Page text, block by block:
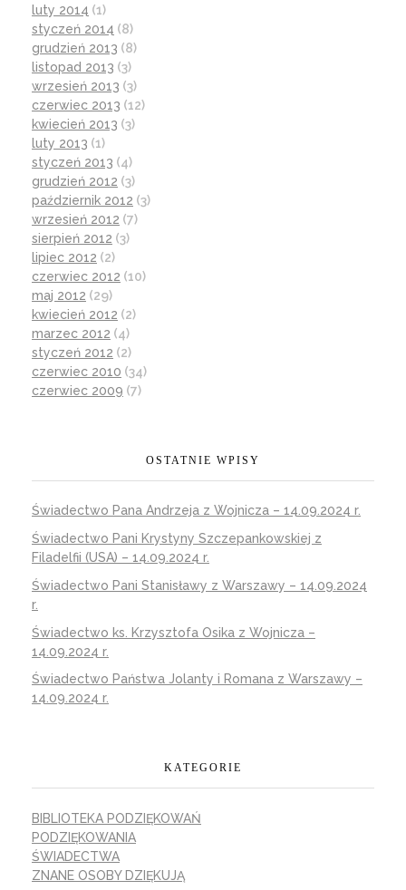
luty 2014 (1)
styczeń 2014 (8)
grudzień 2013 (8)
listopad 2013 (3)
wrzesień 2013 (3)
czerwiec 2013 (12)
kwiecień 2013 (3)
luty 2013 (1)
styczeń 2013 (4)
grudzień 2012 (3)
październik 2012 (3)
wrzesień 2012 (7)
sierpień 2012 (3)
lipiec 2012 (2)
czerwiec 2012 (10)
maj 2012 (29)
kwiecień 2012 (2)
marzec 2012 (4)
styczeń 2012 (2)
czerwiec 2010 (34)
czerwiec 2009 (7)
OSTATNIE WPISY
Świadectwo Pana Andrzeja z Wojnicza – 14.09.2024 r.
Świadectwo Pani Krystyny Szczepankowskiej z
Filadelfii (USA) – 14.09.2024 r.
Świadectwo Pani Stanisławy z Warszawy – 14.09.2024
r.
Świadectwo ks. Krzysztofa Osika z Wojnicza –
14.09.2024 r.
Świadectwo Państwa Jolanty i Romana z Warszawy –
14.09.2024 r.
KATEGORIE
BIBLIOTEKA PODZIĘKOWAŃ
PODZIĘKOWANIA
ŚWIADECTWA
ZNANE OSOBY DZIĘKUJĄ